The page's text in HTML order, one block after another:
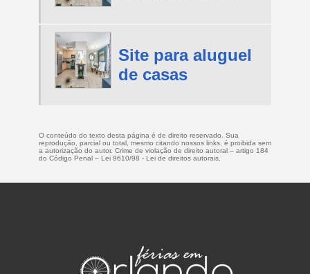
Site para aluguel
de casas
O conteúdo do texto desta página é de direito reservado. Sua
reprodução, parcial ou total, mesmo citando nossos links, é proibida sem
a autorização do autor. Crime de violação de direito autoral – artigo 184
do Código Penal – Lei 9610/98 - Lei de direitos autorais